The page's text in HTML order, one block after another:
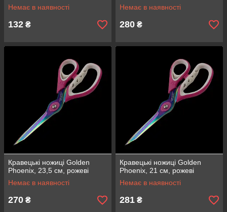
Немає в наявності
132 ₴
Немає в наявності
280 ₴
Кравецькі ножиці Golden
Phoenix, 23,5 см, рожеві
Немає в наявності
270 ₴
Кравецькі ножиці Golden
Phoenix, 21 см, рожеві
Немає в наявності
281 ₴